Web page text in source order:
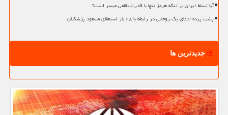
آیا تسلط ایران بر تنگه هرمز تنها با قدرت نظامی میسر است؟
پشت پرده ادعای یک روحانی در رابطه با ۲۸ بار استعفای مسعود پزشکیان
جدیدترین ها